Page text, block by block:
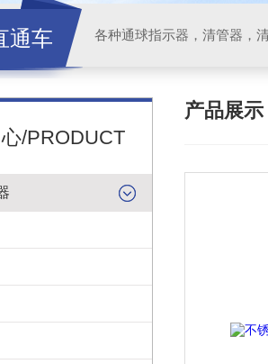
通车 各种通球指示器，清管器，
/PRODUCT
产品展示